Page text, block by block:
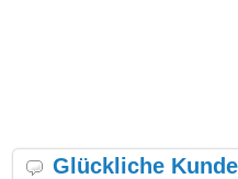
Glückliche